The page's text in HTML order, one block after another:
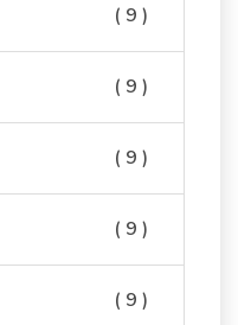
( 9 )
( 9 )
( 9 )
( 9 )
( 9 )